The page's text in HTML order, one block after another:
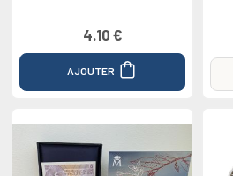
4.10 €
AJOUTER